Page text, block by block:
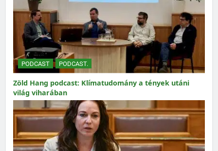
PODCAST PODCAST.
Zöld Hang podcast: Klímatudomány a tények utáni
világ viharában